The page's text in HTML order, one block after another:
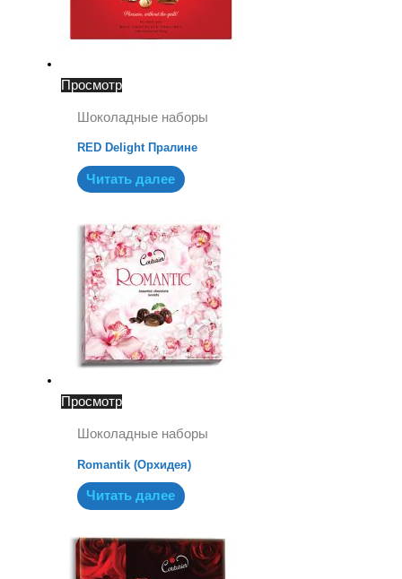
Просмотр
Шоколадные наборы
RED Delight Пралине
Читать далее
Просмотр
Шоколадные наборы
Romantik (Орхидея)
Читать далее